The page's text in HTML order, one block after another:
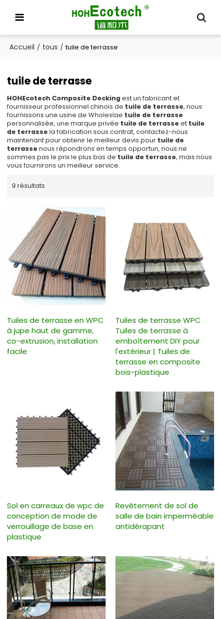
Accueil / tous / tuile de terrasse
tuile de terrasse
HOHEcotech Composite Deckingest un fabricant et
fournisseur professionnel chinois de tuile de terrasse, nous
fournissons une usine de Wholeslae tuile de terrasse
personnalisée, une marque privée tuile de terrasse et tuile
de terrasse la fabrication sous contrat, contactez-nous
maintenant pour obtenir le meilleur devis pour tuile de
terrasse nous répondrons en temps opportun, nous ne
sommes pas le prix le plus bas de tuile de terrasse, mais nous
vous fournirons un meilleur service.
9 résultats
Tuiles de terrasse en WPC
à jupe haut de gamme,
co-extrusion, installation
facile
Tuiles de terrasse WPC
Tuiles de terrasse à
emboîtement DIY pour
l'extérieur | Tuiles de
terrasse en composite
bois-plastique
Sol en carreaux de wpc de
conception de mode de
verrouillage de base en
plastique
Revêtement de sol de
salle de bain imperméable
antidérapant